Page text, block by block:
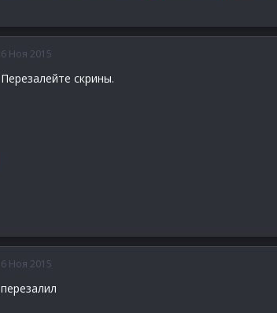
6 Ноя 2015
Перезалейте скрины.
6 Ноя 2015
перезалил